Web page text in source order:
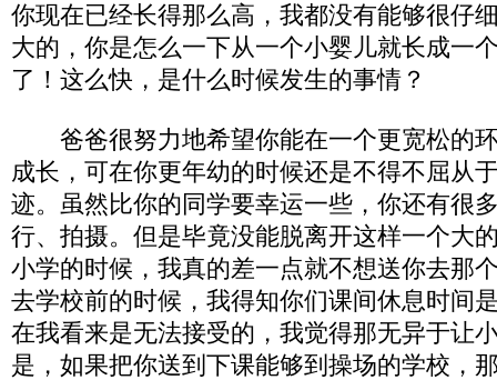
你现在已经长得那么高，我都没有能够很仔
大的，你是怎么一下从一个小婴儿就长成一
了！这么快，是什么时候发生的事情？
爸爸很努力地希望你能在一个更宽松的
成长，可在你更年幼的时候还是不得不屈从
迹。虽然比你的同学要幸运一些，你还有很
行、拍摄。但是毕竟没能脱离开这样一个大
小学的时候，我真的差一点就不想送你去那
去学校前的时候，我得知你们课间休息时间
在我看来是无法接受的，我觉得那无异于让
是，如果把你送到下课能够到操场的学校，